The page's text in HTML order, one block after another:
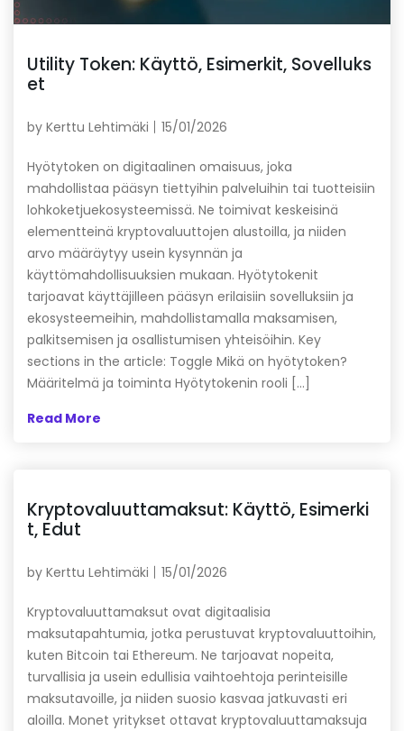
Utility Token: Käyttö, Esimerkit, Sovelluks
et
by Kerttu Lehtimäki 15/01/2026
Hyötytoken on digitaalinen omaisuus, joka
mahdollistaa pääsyn tiettyihin palveluihin tai tuotteisiin
lohkoketjuekosysteemissä. Ne toimivat keskeisinä
elementteinä kryptovaluuttojen alustoilla, ja niiden
arvo määräytyy usein kysynnän ja
käyttömahdollisuuksien mukaan. Hyötytokenit
tarjoavat käyttäjilleen pääsyn erilaisiin sovelluksiin ja
ekosysteemeihin, mahdollistamalla maksamisen,
palkitsemisen ja osallistumisen yhteisöihin. Key
sections in the article: Toggle Mikä on hyötytoken?
Määritelmä ja toiminta Hyötytokenin rooli […]
Read More
Kryptovaluuttamaksut: Käyttö, Esimerki
t, Edut
by Kerttu Lehtimäki 15/01/2026
Kryptovaluuttamaksut ovat digitaalisia
maksutapahtumia, jotka perustuvat kryptovaluuttoihin,
kuten Bitcoin tai Ethereum. Ne tarjoavat nopeita,
turvallisia ja usein edullisia vaihtoehtoja perinteisille
maksutavoille, ja niiden suosio kasvaa jatkuvasti eri
aloilla. Monet yritykset ottavat kryptovaluuttamaksuja